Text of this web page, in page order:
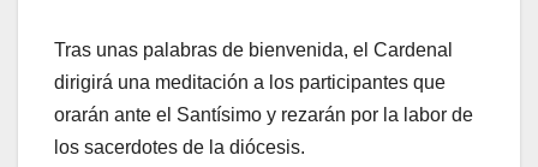
Tras unas palabras de bienvenida, el Cardenal
dirigirá una meditación a los participantes que
orarán ante el Santísimo y rezarán por la labor de
los sacerdotes de la diócesis.